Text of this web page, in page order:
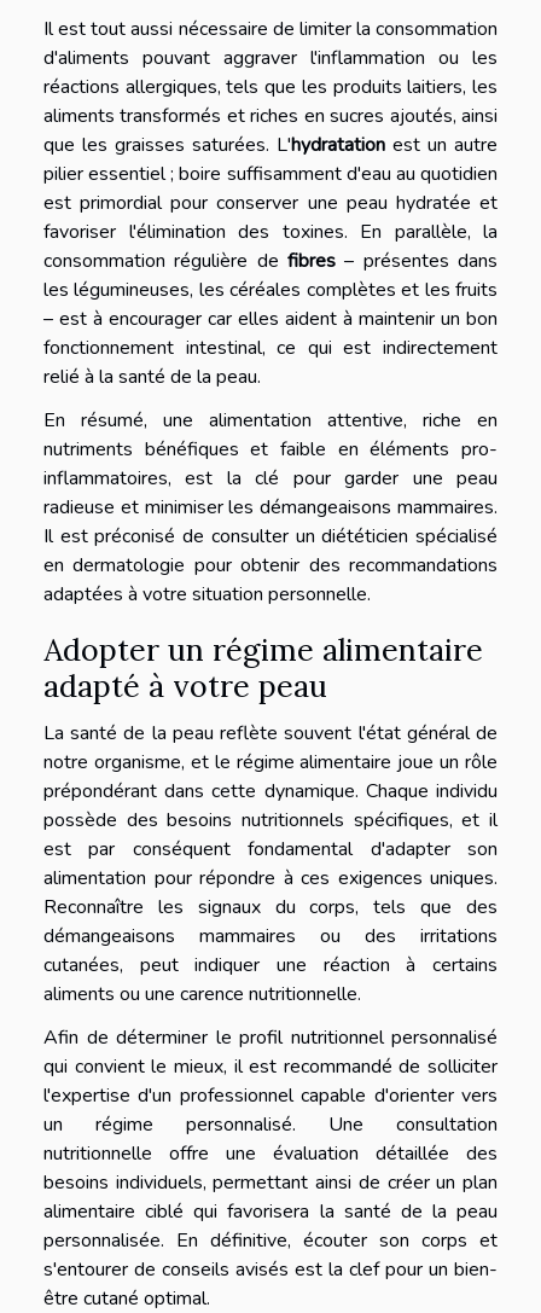
Il est tout aussi nécessaire de limiter la consommation
d'aliments pouvant aggraver l'inflammation ou les
réactions allergiques, tels que les produits laitiers, les
aliments transformés et riches en sucres ajoutés, ainsi
que les graisses saturées. L'hydratation est un autre
pilier essentiel ; boire suffisamment d'eau au quotidien
est primordial pour conserver une peau hydratée et
favoriser l'élimination des toxines. En parallèle, la
consommation régulière de fibres – présentes dans
les légumineuses, les céréales complètes et les fruits
– est à encourager car elles aident à maintenir un bon
fonctionnement intestinal, ce qui est indirectement
relié à la santé de la peau.
En résumé, une alimentation attentive, riche en
nutriments bénéfiques et faible en éléments pro-
inflammatoires, est la clé pour garder une peau
radieuse et minimiser les démangeaisons mammaires.
Il est préconisé de consulter un diététicien spécialisé
en dermatologie pour obtenir des recommandations
adaptées à votre situation personnelle.
Adopter un régime alimentaire
adapté à votre peau
La santé de la peau reflète souvent l'état général de
notre organisme, et le régime alimentaire joue un rôle
prépondérant dans cette dynamique. Chaque individu
possède des besoins nutritionnels spécifiques, et il
est par conséquent fondamental d'adapter son
alimentation pour répondre à ces exigences uniques.
Reconnaître les signaux du corps, tels que des
démangeaisons mammaires ou des irritations
cutanées, peut indiquer une réaction à certains
aliments ou une carence nutritionnelle.
Afin de déterminer le profil nutritionnel personnalisé
qui convient le mieux, il est recommandé de solliciter
l'expertise d'un professionnel capable d'orienter vers
un régime personnalisé. Une consultation
nutritionnelle offre une évaluation détaillée des
besoins individuels, permettant ainsi de créer un plan
alimentaire ciblé qui favorisera la santé de la peau
personnalisée. En définitive, écouter son corps et
s'entourer de conseils avisés est la clef pour un bien-
être cutané optimal.